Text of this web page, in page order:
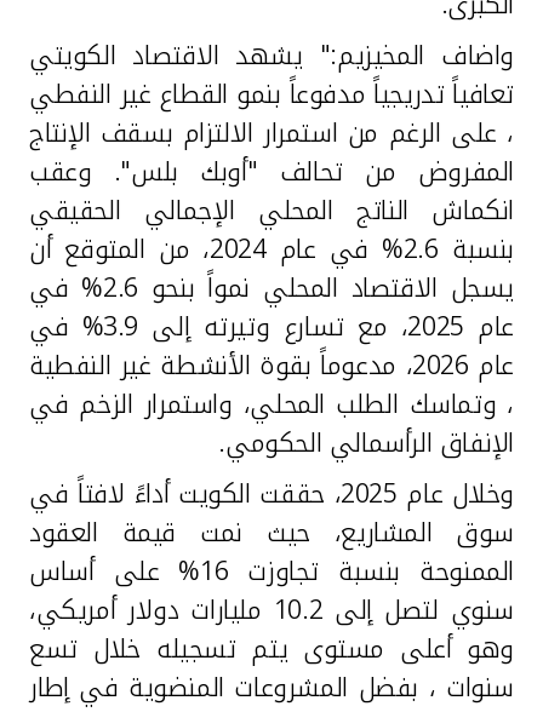
واضاف المخيزيم:" يشهد الاقتصاد الكويتي
تعافياً تدريجياً مدفوعاً بنمو القطاع غير النفطي
، على الرغم من استمرار الالتزام بسقف الإنتاج
المفروض من تحالف "أوبك بلس". وعقب
انكماش الناتج المحلي الإجمالي الحقيقي
بنسبة 2.6% في عام 2024، من المتوقع أن
يسجل الاقتصاد المحلي نمواً بنحو 2.6% في
عام 2025، مع تسارع وتيرته إلى 3.9% في
عام 2026، مدعوماً بقوة الأنشطة غير النفطية
، وتماسك الطلب المحلي، واستمرار الزخم في
الإنفاق الرأسمالي الحكومي.
وخلال عام 2025، حققت الكويت أداءً لافتاً في
سوق المشاريع، حيث نمت قيمة العقود
الممنوحة بنسبة تجاوزت 16% على أساس
سنوي لتصل إلى 10.2 مليارات دولار أمريكي،
وهو أعلى مستوى يتم تسجيله خلال تسع
سنوات ، بفضل المشروعات المنضوية في إطار